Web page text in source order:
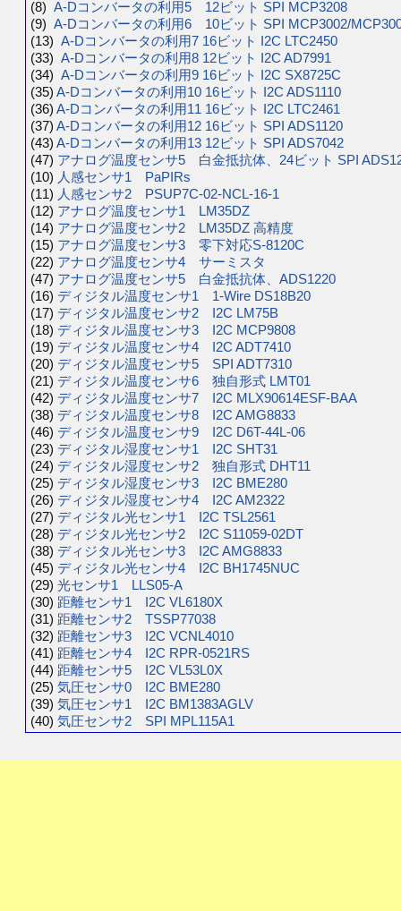
(8) A-Dコンバータの利用5 12ビット SPI MCP3208
(9) A-Dコンバータの利用6 10ビット SPI MCP3002/
(13) A-Dコンバータの利用7 16ビット I2C LTC2450
(33) A-Dコンバータの利用8 12ビット I2C AD7991
(34) A-Dコンバータの利用9 16ビット I2C SX8725C
(35) A-Dコンバータの利用10 16ビット I2C ADS1110
(36) A-Dコンバータの利用11 16ビット I2C LTC2461
(37) A-Dコンバータの利用12 16ビット SPI ADS1120
(43) A-Dコンバータの利用13 12ビット SPI ADS7042
(47) アナログ温度センサ5 白金抵抗体、24ビット SPI
(10) 人感センサ1 PaPIRs
(11) 人感センサ2 PSUP7C-02-NCL-16-1
(12) アナログ温度センサ1 LM35DZ
(14) アナログ温度センサ2 LM35DZ 高精度
(15) アナログ温度センサ3 零下対応S-8120C
(22) アナログ温度センサ4 サーミスタ
(47) アナログ温度センサ5 白金抵抗体、ADS1220
(16) ディジタル温度センサ1 1-Wire DS18B20
(17) ディジタル温度センサ2 I2C LM75B
(18) ディジタル温度センサ3 I2C MCP9808
(19) ディジタル温度センサ4 I2C ADT7410
(20) ディジタル温度センサ5 SPI ADT7310
(21) ディジタル温度センサ6 独自形式 LMT01
(42) ディジタル温度センサ7 I2C MLX90614ESF-BAA
(38) ディジタル温度センサ8 I2C AMG8833
(46) ディジタル温度センサ9 I2C D6T-44L-06
(23) ディジタル湿度センサ1 I2C SHT31
(24) ディジタル湿度センサ2 独自形式 DHT11
(25) ディジタル湿度センサ3 I2C BME280
(26) ディジタル湿度センサ4 I2C AM2322
(27) ディジタル光センサ1 I2C TSL2561
(28) ディジタル光センサ2 I2C S11059-02DT
(38) ディジタル光センサ3 I2C AMG8833
(45) ディジタル光センサ4 I2C BH1745NUC
(29) 光センサ1 LLS05-A
(30) 距離センサ1 I2C VL6180X
(31) 距離センサ2 TSSP77038
(32) 距離センサ3 I2C VCNL4010
(41) 距離センサ4 I2C RPR-0521RS
(44) 距離センサ5 I2C VL53L0X
(25) 気圧センサ0 I2C BME280
(39) 気圧センサ1 I2C BM1383AGLV
(40) 気圧センサ2 SPI MPL115A1